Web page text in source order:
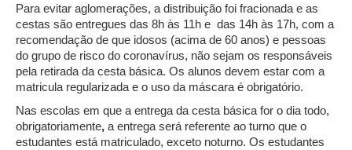
Para evitar aglomerações, a distribuição foi fracionada e as
cestas são entregues das 8h às 11h e das 14h às 17h, com a
recomendação de que idosos (acima de 60 anos) e pessoas
do grupo de risco do coronavírus, não sejam os responsáveis
pela retirada da cesta básica. Os alunos devem estar com a
matricula regularizada e o uso da máscara é obrigatório.
Nas escolas em que a entrega da cesta básica for o dia todo,
obrigatoriamente, a entrega será referente ao turno que o
estudantes está matriculado, exceto noturno. Os estudantes